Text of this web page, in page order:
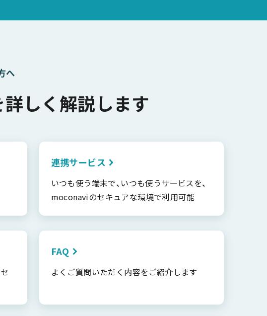
へ
しく解説します
連携サービス
いつも使う端末で、いつも使うサービスを、
moconaviのセキュアな環境で利用可能
FAQ
よくご質問いただく内容をご紹介します